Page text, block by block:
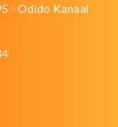
- Odido Kanaal